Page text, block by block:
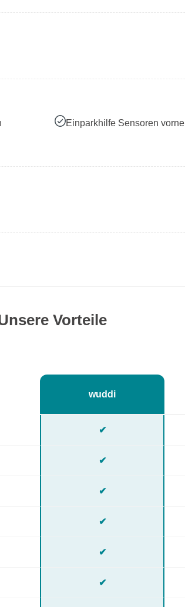
Einparkhilfe Sensoren vorne
Vorteile
wuddi
✔
✔
✔
✔
✔
✔